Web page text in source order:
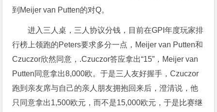
到Meijer van Putten的对Q。
进入三人桌，三人协议分钱，目前在GPI年度玩家排
行榜上领跑的Peters要求多分一点，Meijer van Putten和
Czuczor欣然同意，.Czuczor答应拿出“15”，Meijer van
Putten同意拿出8,000欧。于是三人友好握手，Czuczor
跑到亲友席与自己的亲人朋友拥抱回来后，澄清说，他
只同意拿出1,500欧元，而不是15,000欧元，于是比赛继